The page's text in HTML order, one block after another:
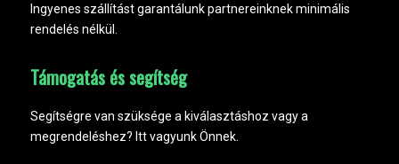
Ingyenes szállítást garantálunk partnereinknek minimális
rendelés nélkül.
Támogatás és segítség
Segítségre van szüksége a kiválasztáshoz vagy a
megrendeléshez? Itt vagyunk Önnek.